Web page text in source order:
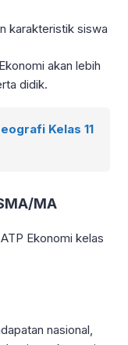
karakteristik siswa
akan lebih
didik.
Kelas 11
MA
Ekonomi kelas
nasional,